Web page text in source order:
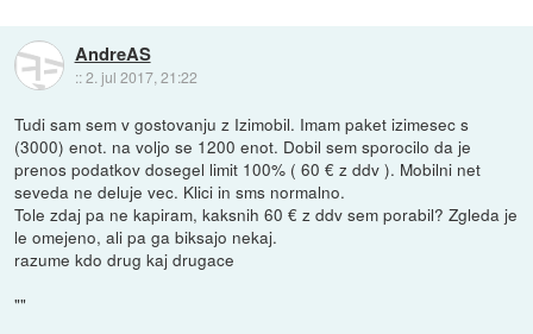
AndreAS
::2. jul 2017, 21:22
Tudi sam sem v gostovanju z Izimobil. Imam paket izimesec s
(3000) enot. na voljo se 1200 enot. Dobil sem sporocilo da je
prenos podatkov dosegel limit 100% ( 60 € z ddv ). Mobilni net
seveda ne deluje vec. Klici in sms normalno.
Tole zdaj pa ne kapiram, kaksnih 60 € z ddv sem porabil? Zgleda je
le omejeno, ali pa ga biksajo nekaj.
razume kdo drug kaj drugace
""